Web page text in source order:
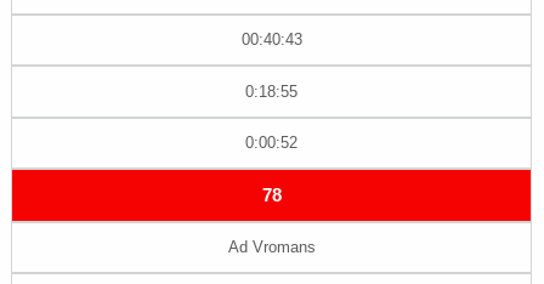
00:40:43
0:18:55
0:00:52
78
Ad Vromans